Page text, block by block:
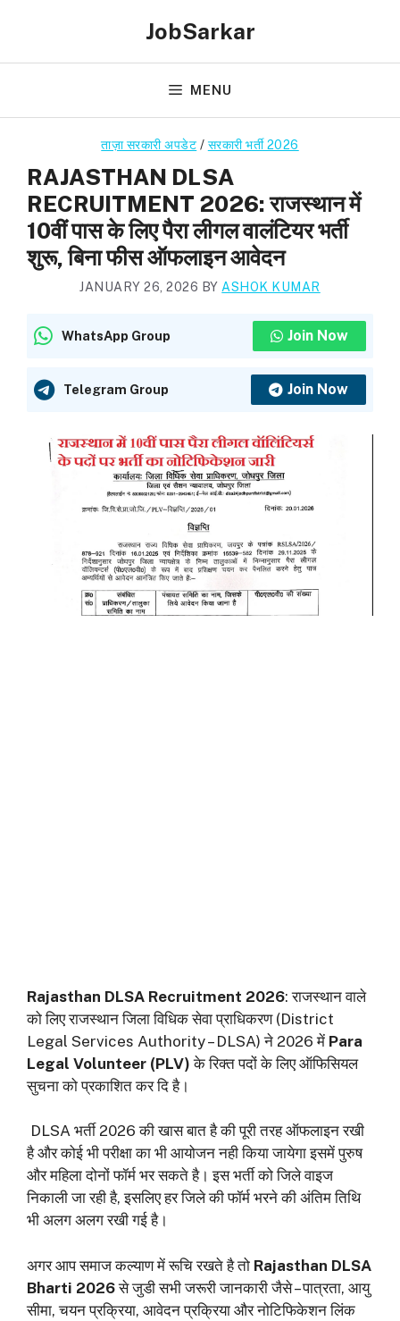
JobSarkar
MENU
ताज़ा सरकारी अपडेट / सरकारी भर्ती 2026
RAJASTHAN DLSA
RECRUITMENT 2026: राजस्थान में
10वीं पास के लिए पैरा लीगल वालंटियर भर्ती
शुरू, बिना फीस ऑफलाइन आवेदन
JANUARY 26, 2026 BY ASHOK KUMAR
WhatsApp Group Join Now
Telegram Group Join Now
Rajasthan DLSA Recruitment 2026: राजस्थान वाले
को लिए राजस्थान जिला विधिक सेवा प्राधिकरण (District
Legal Services Authority – DLSA) ने 2026 में Para
Legal Volunteer (PLV) के रिक्त पदों के लिए ऑफिसियल
सुचना को प्रकाशित कर दि है।
DLSA भर्ती 2026 की खास बात है की पूरी तरह ऑफलाइन रखी
है और कोई भी परीक्षा का भी आयोजन नही किया जायेगा इसमें पुरुष
और महिला दोनों फॉर्म भर सकते है। इस भर्ती को जिले वाइज
निकाली जा रही है, इसलिए हर जिले की फॉर्म भरने की अंतिम तिथि
भी अलग अलग रखी गई है।
अगर आप समाज कल्याण में रूचि रखते है तो Rajasthan DLSA
Bharti 2026से जुडी सभी जरूरी जानकारी जैसे – पात्रता, आयु
सीमा, चयन प्रक्रिया, आवेदन प्रक्रिया और नोटिफिकेशन लिंक